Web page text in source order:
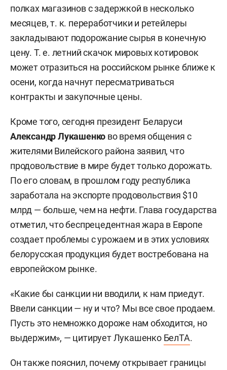
полках магазинов с задержкой в несколько
месяцев, т. к. переработчики и ретейлеры
закладывают подорожание сырья в конечную
цену. Т. е. летний скачок мировых котировок
может отразиться на российском рынке ближе к
осени, когда начнут пересматриваться
контракты и закупочные цены.
Кроме того, сегодня президент Беларуси
Александр Лукашенко во время общения с
жителями Вилейского района заявил, что
продовольствие в мире будет только дорожать.
По его словам, в прошлом году республика
заработала на экспорте продовольствия $10
млрд — больше, чем на нефти. Глава государства
отметил, что беспрецедентная жара в Европе
создает проблемы с урожаем и в этих условиях
белорусская продукция будет востребована на
европейском рынке.
«Какие бы санкции ни вводили, к нам приедут.
Ввели санкции — ну и что? Мы все свое продаем.
Пусть это немножко дороже нам обходится, но
выдержим», — цитирует Лукашенко БелТА.
Он также пояснил, почему открывает границы